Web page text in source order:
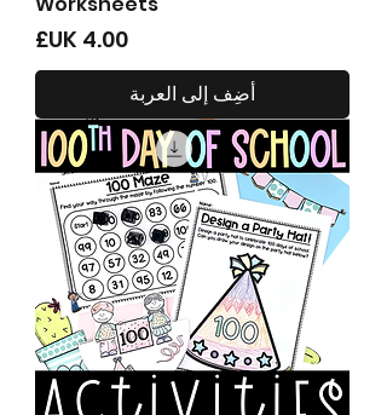
السعر
أضِف إلى العربة